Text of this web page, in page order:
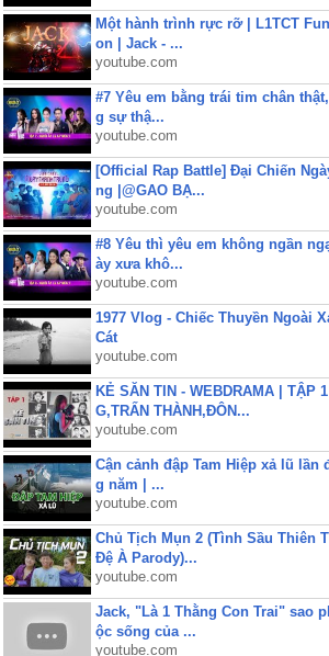
Một hành trình rực rỡ | L1TCT
on | Jack - ...
youtube.com
#7 Yêu em bằng trái tim chân
g sự thậ...
youtube.com
[Official Rap Battle] Đại Chiến
ng |@GAO BẠ...
youtube.com
#8 Yêu thì yêu em không ngần
ày xưa khô...
youtube.com
1977 Vlog - Chiếc Thuyền Ngoài
Cát
youtube.com
KẺ SĂN TIN - WEBDRAMA | TẬP
G,TRẤN THÀNH,ĐÔN...
youtube.com
Cận cảnh đập Tam Hiệp xả lũ lần
g năm | ...
youtube.com
Chủ Tịch Mụn 2 (Tình Sầu Thiên
Đệ À Parody)...
youtube.com
Jack, "Là 1 Thằng Con Trai" sao
ộc sống của ...
youtube.com